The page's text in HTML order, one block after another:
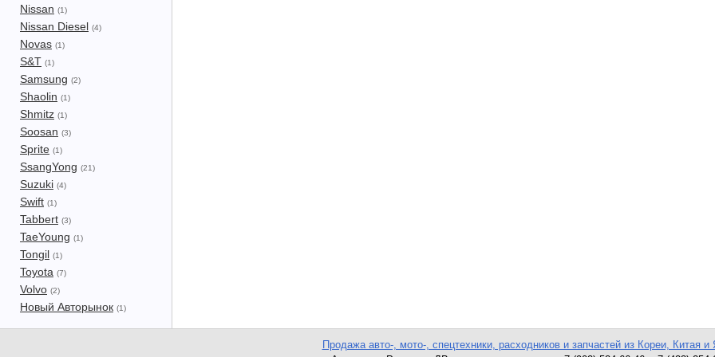
Nissan (1)
Nissan Diesel (4)
Novas (1)
S&T (1)
Samsung (2)
Shaolin (1)
Shmitz (1)
Soosan (3)
Sprite (1)
SsangYong (21)
Suzuki (4)
Swift (1)
Tabbert (3)
TaeYoung (1)
Tongil (1)
Toyota (7)
Volvo (2)
Новый Авторынок (1)
Продажа авто-, мото-, спецтехники, расходников и запчастей из Кореи, Китая и